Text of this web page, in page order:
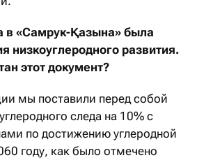
в «Самрук-Қазына» была
низкоуглеродного развития.
этот документ?
мы поставили перед собой
следа на 10% с
по достижению углеродной
году, как было отмечено